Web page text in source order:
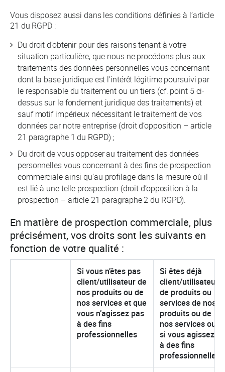
Vous disposez aussi dans les conditions définies à l’article
21 du RGPD :
Du droit d’obtenir pour des raisons tenant à votre
situation particulière, que nous ne procédons plus aux
traitements des données personnelles vous concernant
dont la base juridique est l’intérêt légitime poursuivi par
le responsable du traitement ou un tiers (cf. point 5 ci-
dessus sur le fondement juridique des traitements) et
sauf motif impérieux nécessitant le traitement de vos
données par notre entreprise (droit d’opposition – article
21 paragraphe 1 du RGPD) ;
Du droit de vous opposer au traitement des données
personnelles vous concernant à des fins de prospection
commerciale ainsi qu’au profilage dans la mesure où il
est lié à une telle prospection (droit d’opposition à la
prospection – article 21 paragraphe 2 du RGPD).
En matière de prospection commerciale, plus
précisément, vos droits sont les suivants en
fonction de votre qualité :
Si vous n’êtes pas
client/utilisateur de
nos produits ou de
nos services et que
vous n’agissez pas
à des fins
professionnelles
Si êtes déjà
client/utilisateur
de produits ou
services de nos
produits ou de
nos services ou
si vous agissez
à des fins
professionnelles